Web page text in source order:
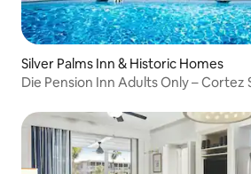
Silver Palms Inn & Historic Homes
Die Pension Inn Adults Only – Cortez